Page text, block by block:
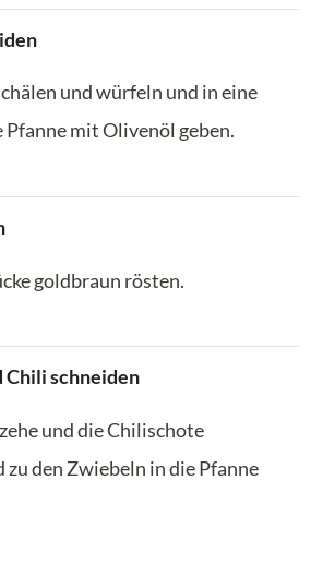
und würfeln und in eine
Pfanne mit Olivenöl geben.
goldbraun rösten.
Chili schneiden
und die Chilischote
zu den Zwiebeln in die Pfanne